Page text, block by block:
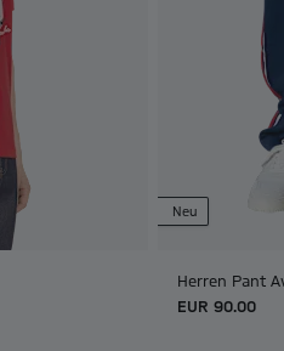
Neu
Herren Pant
EUR 90.00